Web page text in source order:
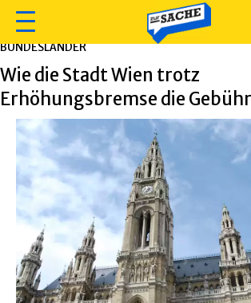
BUNDESLÄNDER
Wie die Stadt Wien trotz
Erhöhungsbremse die